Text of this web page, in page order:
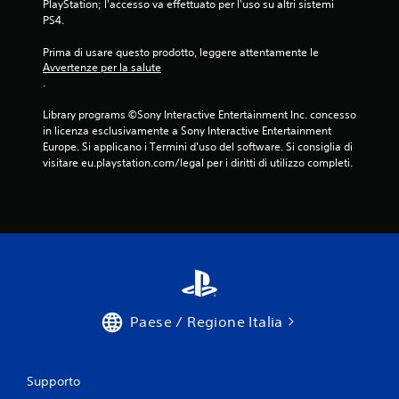
PlayStation; l'accesso va effettuato per l'uso su altri sistemi
PS4.
Prima di usare questo prodotto, leggere attentamente le
Avvertenze per la salute
.
Library programs ©Sony Interactive Entertainment Inc. concesso
in licenza esclusivamente a Sony Interactive Entertainment
Europe. Si applicano i Termini d'uso del software. Si consiglia di
visitare eu.playstation.com/legal per i diritti di utilizzo completi.
Paese / Regione Italia
Supporto